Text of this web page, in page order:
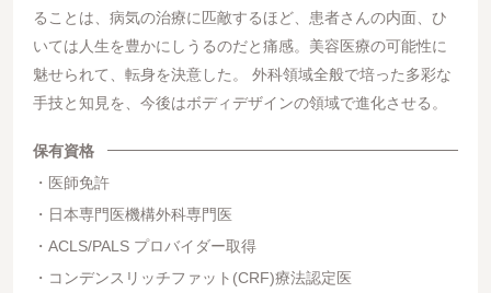
ることは、病気の治療に匹敵するほど、患者さんの内面、ひ
いては人生を豊かにしうるのだと痛感。美容医療の可能性に
魅せられて、転身を決意した。 外科領域全般で培った多彩な
手技と知見を、今後はボディデザインの領域で進化させる。
保有資格
医師免許
日本専門医機構外科専門医
ACLS/PALS プロバイダー取得
コンデンスリッチファット(CRF)療法認定医